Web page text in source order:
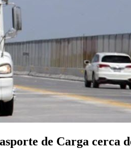
de Carga cerca